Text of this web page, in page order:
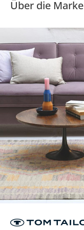
Über die Marke